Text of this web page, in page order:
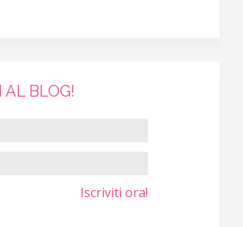
AL BLOG!
Iscriviti ora!